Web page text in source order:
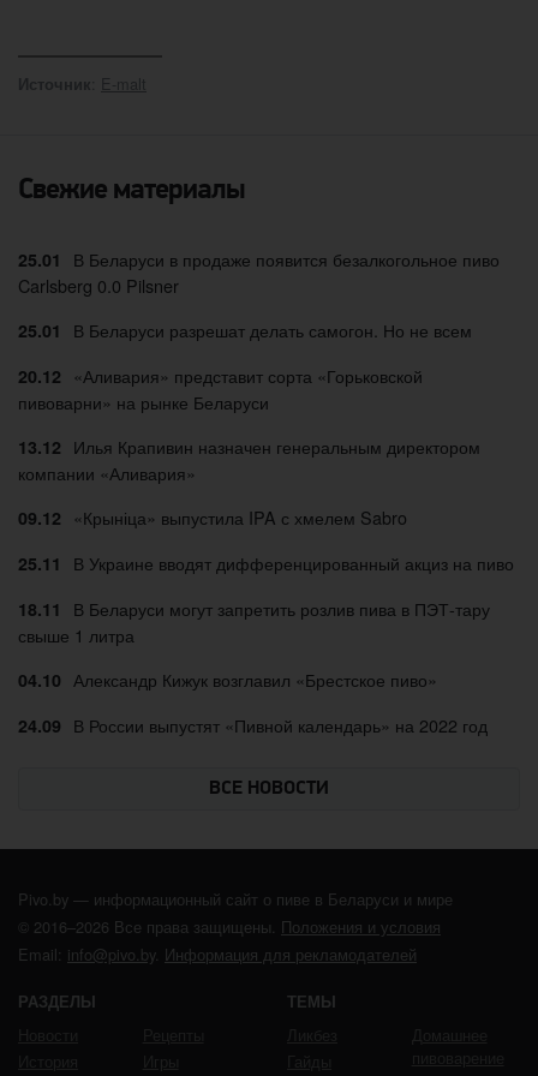
Источник E-malt
Свежие материалы
25.01
В Беларуси в продаже появится безалкогольное пиво
Carlsberg 0.0 Pilsner
25.01 В Беларуси разрешат делать самогон. Но не всем
20.12
«Аливария» представит сорта «Горьковской
пивоварни» на рынке Беларуси
13.12 Илья Крапивин назначен генеральным директором
компании «Аливария»
09.12 «Крыніца» выпустила IPA с хмелем Sabro
25.11 В Украине вводят дифференцированный акциз на пиво
18.11
В Беларуси могут запретить розлив пива в ПЭТ-тару
свыше 1 литра
04.10 Александр Кижук возглавил «Брестское пиво»
24.09 В России выпустят «Пивной календарь» на 2022 год
ВСЕ НОВОСТИ
Pivo.by — информационный сайт о пиве в Беларуси и мире
© 2016–2026 Все права защищены. Положения и условия
Email: info@pivo.by. Информация для рекламодателей
РАЗДЕЛЫ ТЕМЫ